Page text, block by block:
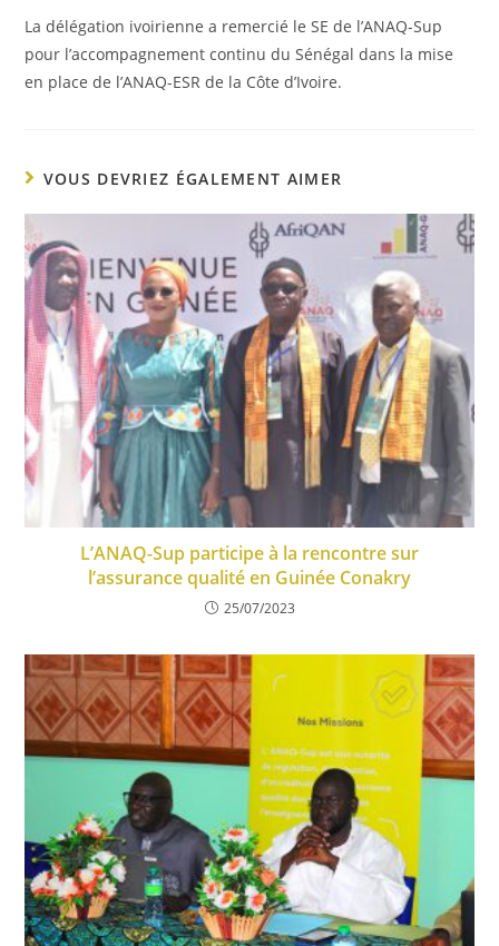
La délégation ivoirienne a remercié le SE de l’ANAQ-Sup
pour l’accompagnement continu du Sénégal dans la mise
en place de l’ANAQ-ESR de la Côte d’Ivoire.
VOUS DEVRIEZ ÉGALEMENT AIMER
L’ANAQ-Sup participe à la rencontre sur
l’assurance qualité en Guinée Conakry
25/07/2023